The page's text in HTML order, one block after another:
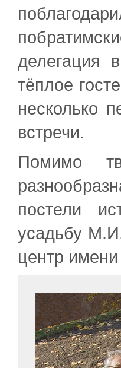
делегация
тёплое
несколько
встречи.
Помимо
постели
усадьбу
центр